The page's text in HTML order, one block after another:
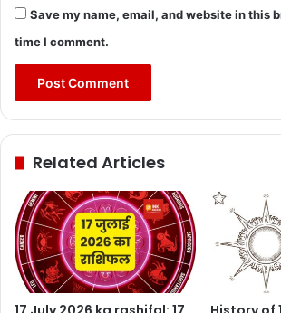
Save my name, email, and website in this
time I comment.
Related Articles